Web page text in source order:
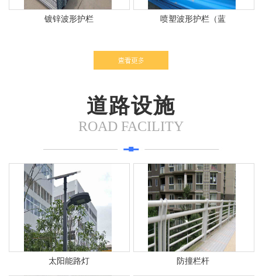
镀锌波形护栏 喷塑波形护栏（蓝
道路设施
ROAD FACILITY
太阳能路灯 防撞栏杆